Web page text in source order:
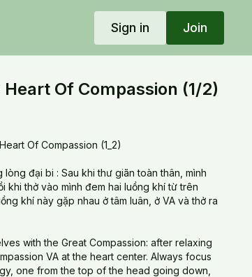
Sign in Join
Of Compassion (1/2)
Of Compassion (1_2)
đại bi : Sau khi thư giãn toàn thân, mình
khi thở vào mình đem hai luồng khí từ trên
khí này gặp nhau ở tâm luân, ở VA và thở ra
with the Great Compassion: after relaxing
VA at the heart center. Always focus
one from the top of the head going down,